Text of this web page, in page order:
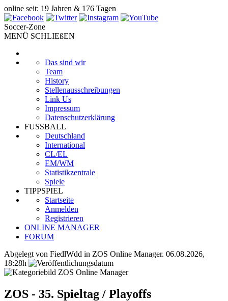
online seit: 19 Jahren & 176 Tagen
Soccer-Zone
MENÜ SCHLIEßEN
Das sind wir
Team
History
Stellenausschreibungen
Link Us
Impressum
Datenschutzerklärung
FUSSBALL
Deutschland
International
CL/EL
EM/WM
Statistikzentrale
Spiele
TIPPSPIEL
Startseite
Anmelden
Registrieren
ONLINE MANAGER
FORUM
Abgelegt von FiedlWdd in ZOS Online Manager. 06.08.2026,
18:28h
ZOS - 35. Spieltag / Playoffs